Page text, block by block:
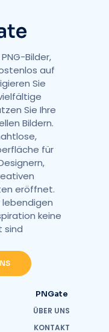
Bilder,
auf
Sie
Sie Ihre
Bildern.
für
eröffnet.
lebendigen
keine
sind
PNGate
ÜBER UNS
KONTAKT